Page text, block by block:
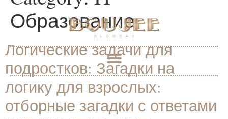
Образование
Логические задачи для
подростков: Загадки на
логику для взрослых:
отборные загадки с ответами